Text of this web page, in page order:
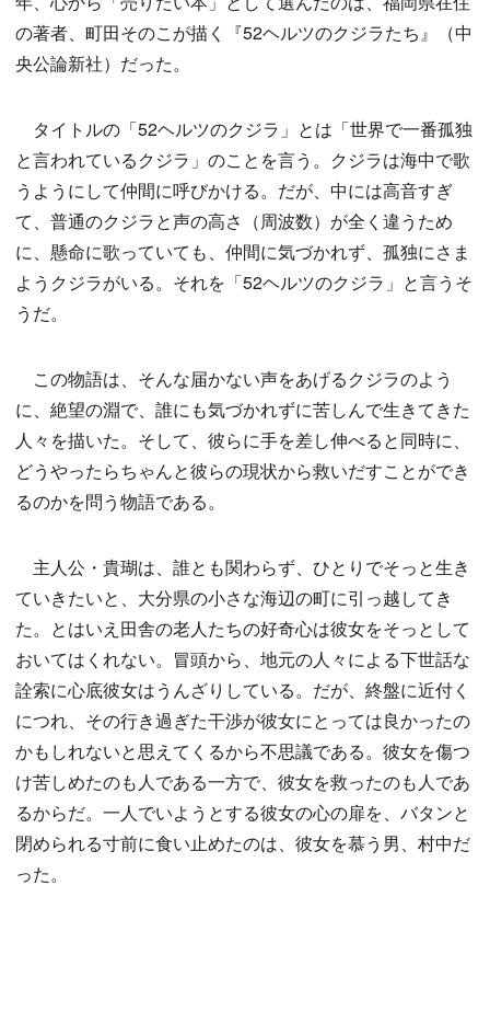
の著者、町田そのこが描く『52ヘルツのクジラたち』（中
央公論新社）だった。
タイトルの「52ヘルツのクジラ」とは「世界で一番孤独
と言われているクジラ」のことを言う。クジラは海中で歌
うようにして仲間に呼びかける。だが、中には高音すぎ
て、普通のクジラと声の高さ（周波数）が全く違うため
に、懸命に歌っていても、仲間に気づかれず、孤独にさま
ようクジラがいる。それを「52ヘルツのクジラ」と言うそ
うだ。
この物語は、そんな届かない声をあげるクジラのよう
に、絶望の淵で、誰にも気づかれずに苦しんで生きてきた
人々を描いた。そして、彼らに手を差し伸べると同時に、
どうやったらちゃんと彼らの現状から救いだすことができ
るのかを問う物語である。
主人公・貴瑚は、誰とも関わらず、ひとりでそっと生き
ていきたいと、大分県の小さな海辺の町に引っ越してき
た。とはいえ田舎の老人たちの好奇心は彼女をそっとして
おいてはくれない。冒頭から、地元の人々による下世話な
詮索に心底彼女はうんざりしている。だが、終盤に近付く
につれ、その行き過ぎた干渉が彼女にとっては良かったの
かもしれないと思えてくるから不思議である。彼女を傷つ
け苦しめたのも人である一方で、彼女を救ったのも人であ
るからだ。一人でいようとする彼女の心の扉を、バタンと
閉められる寸前に食い止めたのは、彼女を慕う男、村中だ
った。